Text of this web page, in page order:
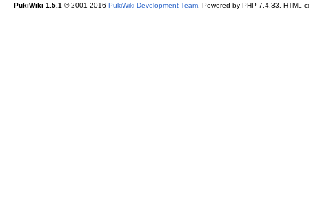
PukiWiki 1.5.1 © 2001-2016 PukiWiki Development Team. Powered by PHP 7.4.33. HTML